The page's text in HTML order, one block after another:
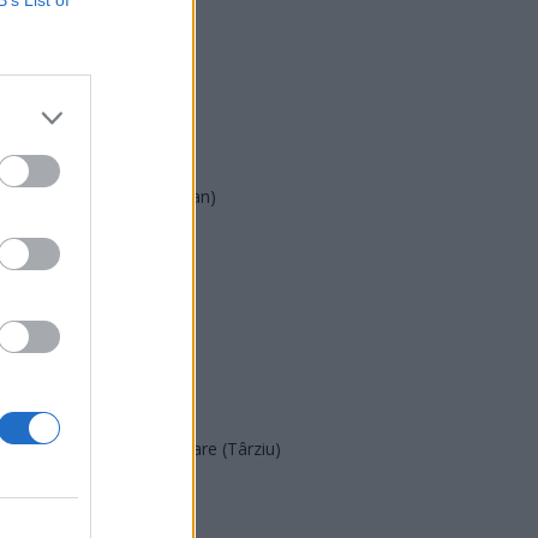
UDMR
PMP (Tomac)
Forța Dreptei (L. Orban)
REPER
SOS (Șoșoacă)
PACE (Peia)
Acțiunea Conservatoare (Târziu)